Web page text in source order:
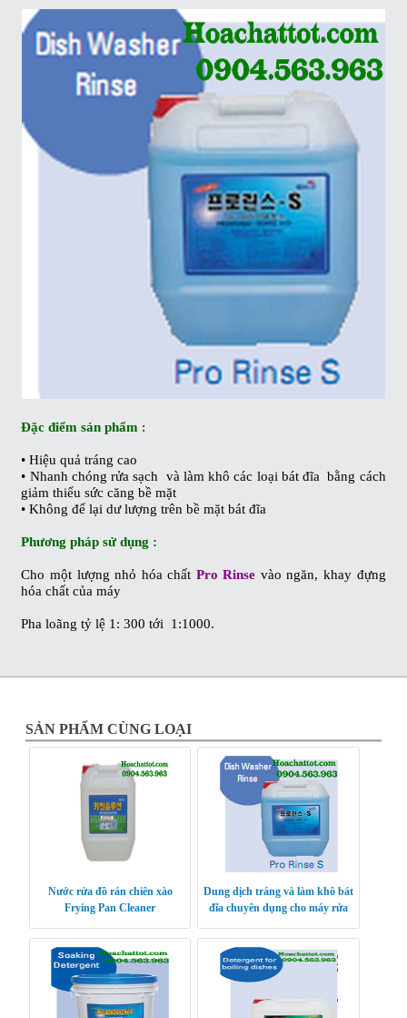
Đặc điểm sản phẩm :
• Hiệu quả tráng cao
• Nhanh chóng rửa sạch và làm khô các loại bát đĩa bằng cách
giảm thiểu sức căng bề mặt
• Không để lại dư lượng trên bề mặt bát đĩa
Phương pháp sử dụng :
Cho một lượng nhỏ hóa chất Pro Rinse vào ngăn, khay đựng
hóa chất của máy
Pha loãng tỷ lệ 1: 300 tới 1:1000.
SẢN PHẨM CÙNG LOẠI
Nước rửa đồ rán chiên xào
Frying Pan Cleaner
Dung dịch tráng và làm khô bát
đĩa chuyên dụng cho máy rửa